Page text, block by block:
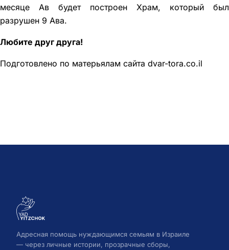
месяце Ав будет построен Храм, который был
разрушен 9 Ава.
Любите друг друга!
Подготовлено по матерьялам сайта dvar-tora.co.il
Адресная помощь нуждающимся семьям в Израиле
— через личные истории, прозрачные сборы,